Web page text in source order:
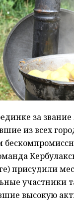
за
из всех
присудили
участники
высокую